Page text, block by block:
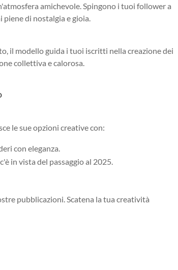
amichevole. Spingono i tuoi follower a
di nostalgia e gioia.
il modello guida i tuoi iscritti nella creazione dei
collettiva e calorosa.
le sue opzioni creative con:
con eleganza.
in vista del passaggio al 2025.
pubblicazioni. Scatena la tua creatività